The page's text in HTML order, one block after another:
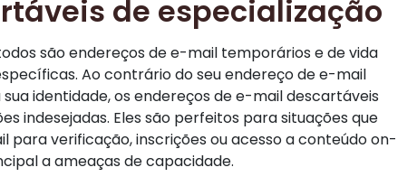
de especialização
são endereços de e-mail temporários e de vida
Ao contrário do seu endereço de e-mail
identidade, os endereços de e-mail descartáveis
indesejadas. Eles são perfeitos para situações que
para verificação, inscrições ou acesso a conteúdo on-
a ameaças de capacidade.